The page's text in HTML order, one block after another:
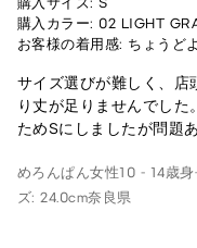
購入カラー: 02 LIGHT
お客様の着用感: ちょうど
サイズ選びが難しく、
り丈が足りませんでし
ためSにしましたが問題
めろんぱん女性10 - 14歳
ズ: 24.0cm奈良県